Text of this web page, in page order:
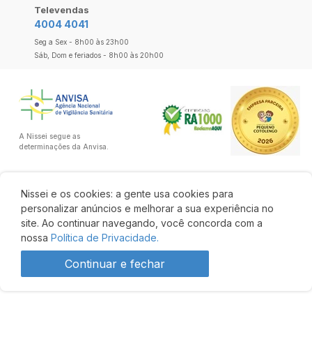
Nissei e os cookies: a gente usa cookies para
personalizar anúncios e melhorar a sua experiência no
site. Ao continuar navegando, você concorda com a
nossa Política de Privacidade.
Continuar e fechar
Televendas
4004 4041
Seg a Sex - 8h00 às 23h00
Sáb, Dom e feriados - 8h00 às 20h00
A Nissei segue as
determinações da Anvisa.